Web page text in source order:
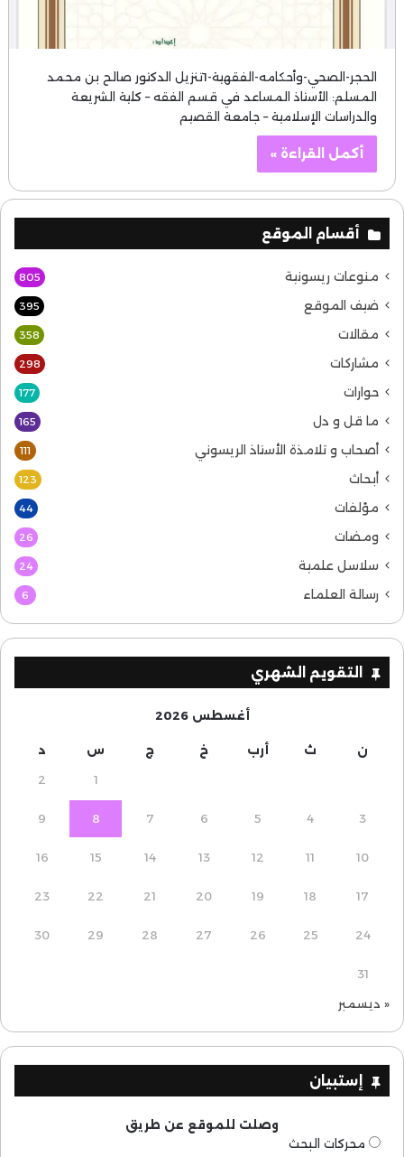
الحجر-الصحي-وأحكامه-الفقهية-1تنزيل الدكتور صالح بن محمد
المسلم: الأستاذ المساعد في قسم الفقه – كلية الشريعة
والدراسات الإسلامية – جامعة القصيم
أكمل القراءة »
أقسام الموقع
منوعات ريسونية 805
ضيف الموقع 395
مقالات 358
مشاركات 298
حوارات 177
ما قل و دل 165
أصحاب و تلامذة الأستاذ الريسوني 111
أبحاث 123
مؤلفات 44
ومضات 26
سلاسل علمية 24
رسالة العلماء 6
التقويم الشهري
أغسطس 2026
ن ث أرب خ ج س د
1
2
3
4
5
6
7
8
9
10
11
12
13
14
15
16
17
18
19
20
21
22
23
24
25
26
27
28
29
30
31
« ديسمبر
إستبيان
وصلت للموقع عن طريق
محركات البحث